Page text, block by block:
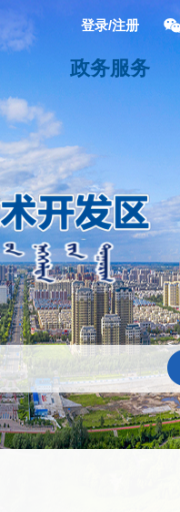
登录/注册
政务服务
<